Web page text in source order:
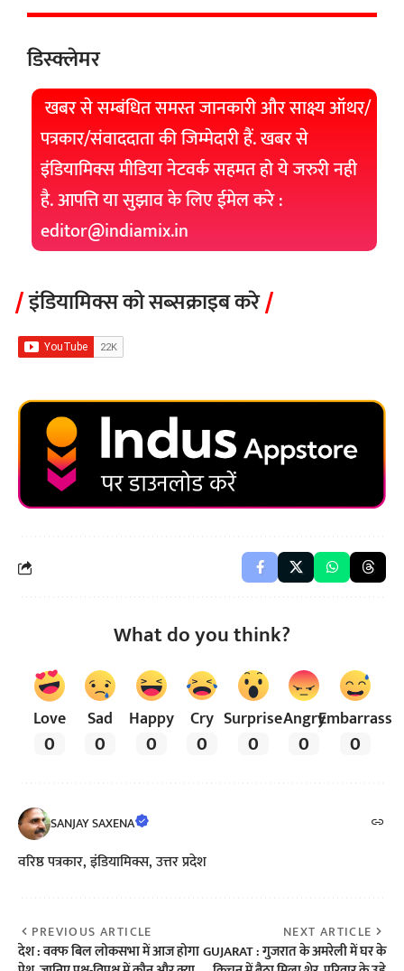
डिस्क्लेमर
खबर से सम्बंधित समस्त जानकारी और साक्ष्य ऑथर/
पत्रकार/संवाददाता की जिम्मेदारी हैं. खबर से
इंडियामिक्स मीडिया नेटवर्क सहमत हो ये जरुरी नही
है. आपत्ति या सुझाव के लिए ईमेल करे :
editor@indiamix.in
इंडियामिक्स को सब्सक्राइब करे
What do you think?
Love
0
Sad
0
Happy
0
Cry
0
Surprise
0
Angry
0
Embarrass
0
SANJAY SAXENA
वरिष्ठ पत्रकार, इंडियामिक्स, उत्तर प्रदेश
PREVIOUS ARTICLE
देश : वक्फ बिल लोकसभा में आज होगा
NEXT ARTICLE
GUJARAT : गुजरात के अमरेली में घर के